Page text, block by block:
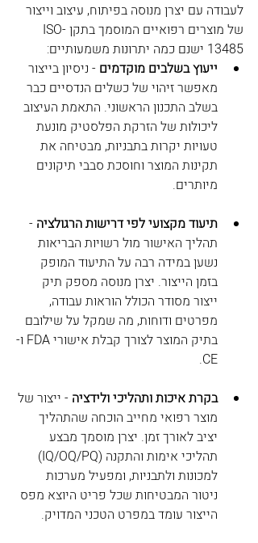
לעבודה עם יצרן מנוסה בפיתוח, עיצוב וייצור
של מוצרים רפואיים המוסמך בתקן ISO-
13485 ישנם כמה יתרונות משמעותיים:
ייעוץ בשלבים מוקדמים - ניסיון בייצור
מאפשר זיהוי של כשלים הנדסיים כבר
בשלב התכנון הראשוני. התאמת העיצוב
ליכולות של הזרקת הפלסטיק מונעת
טעויות יקרות בתבניות, מבטיחה את
תקינות המוצר וחוסכת סבבי תיקונים
מיותרים.
תיעוד מקצועי לפי דרישות הרגולציה -
תהליך האישור מול רשויות הבריאות
נשען במידה רבה על התיעוד המופק
בזמן הייצור. יצרן מנוסה מספק תיק
ייצור מסודר הכולל הוראות עבודה,
מפרטים ודוחות, מה שמקל על שילובם
בתיק המוצר לצורך קבלת אישורי FDA ו-
CE.
בקרת איכות ותהליכי ולידציה - ייצור של
מוצר רפואי מחייב הוכחה שהתהליך
יציב לאורך זמן. יצרן מוסמך מבצע
תהליכי אימות והתקנה (IQ/OQ/PQ)
למכונות ולתבניות, ומפעיל מערכות
ניטור המבטיחות שכל פריט היוצא מפס
הייצור עומד במפרט הטכני המדויק.